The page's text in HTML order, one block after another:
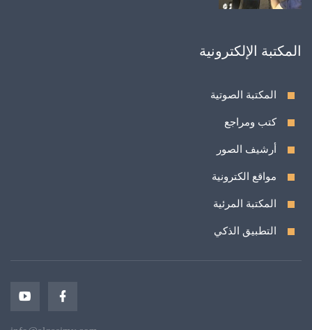
المكتبة الإلكترونية
المكتبة الصوتية
كتب ومراجع
أرشيف الصور
مواقع الكترونية
المكتبة المرئية
التطبيق الذكي